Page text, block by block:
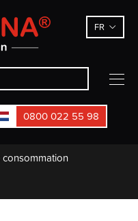
FR
0800 022 55 98